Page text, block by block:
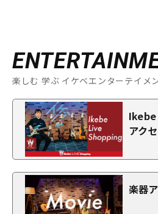
楽しむ 学ぶ イケベエンターテイメ
アク
楽器